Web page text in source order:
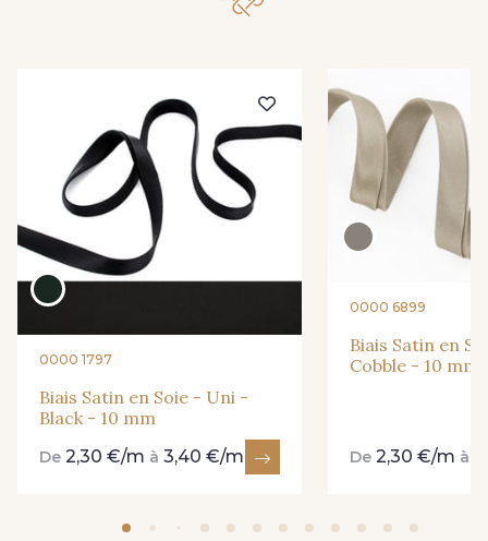
0000 1797
Biais Satin en Soie - Uni -
Black - 10 mm
De 2,30 €/m à 3,40 €/m
0000 6899
Biais Satin en
Cobble - 10 mm
De2,30 €/m à